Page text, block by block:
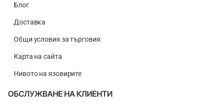
Блог
Доставка
Общи условия за търговия
Карта на сайта
Нивото на язовирите
ОБСЛУЖВАНЕ НА КЛИЕНТИ